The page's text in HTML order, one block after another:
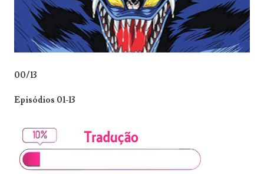
00/13
Episódios 01-13